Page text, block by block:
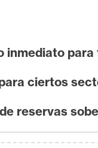
inmediato
ciertos
reservas